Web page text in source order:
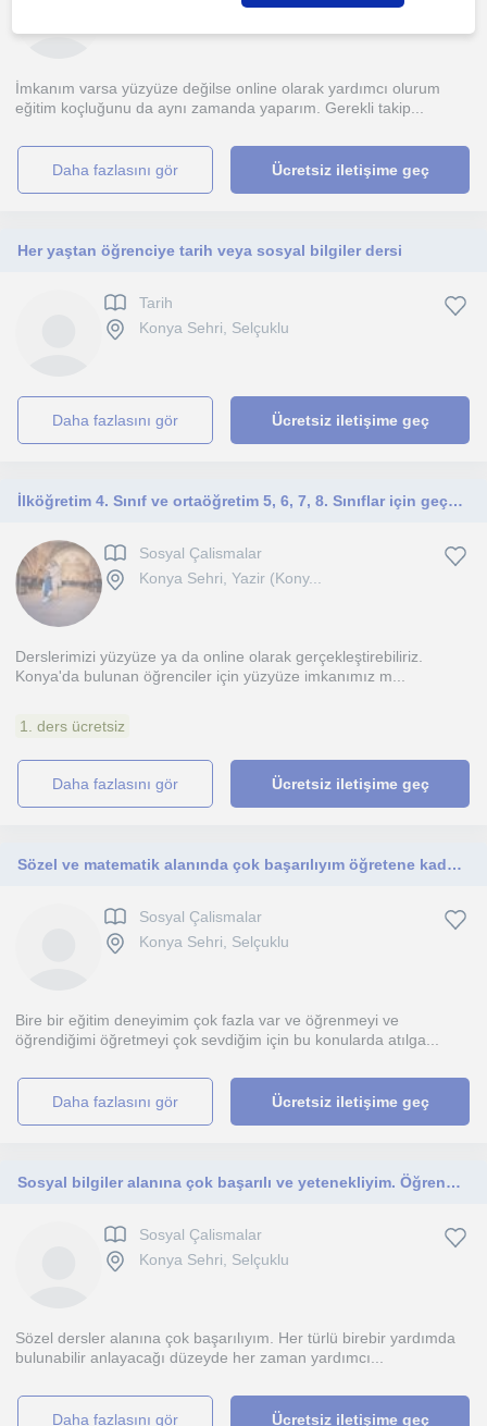
Konya Sehri, Selçuklu
İmkanım varsa yüzyüze değilse online olarak yardımcı olurum
eğitim koçluğunu da aynı zamanda yaparım. Gerekli takip...
daha fazlasını gör Ücretsiz iletişime geç
Her yaştan öğrenciye tarih veya sosyal bilgiler dersi
Tarih
Konya Sehri, Selçuklu
daha fazlasını gör Ücretsiz iletişime geç
İlköğretim 4. Sınıf ve ortaöğretim 5, 6, 7, 8. Sınıflar için geçerlidir derslerimiz.
Sosyal Çalismalar
Konya Sehri, Yazir (Kony...
Derslerimizi yüzyüze ya da online olarak gerçekleştirebiliriz.
Konya'da bulunan öğrenciler için yüzyüze imkanımız m...
1. ders ücretsiz
daha fazlasını gör Ücretsiz iletişime geç
Sözel ve matematik alanında çok başarılıyım öğretene kadar yardımcı olurum. Disiplinli ve anlama becerisine uygun eğitim veririm.
Sosyal Çalismalar
Konya Sehri, Selçuklu
Bire bir eğitim deneyimim çok fazla var ve öğrenmeyi ve
öğrendiğimi öğretmeyi çok sevdiğim için bu konularda atılga...
daha fazlasını gör Ücretsiz iletişime geç
Sosyal bilgiler alanına çok başarılı ve yetenekliyim. Öğrenmeyi ve öğretmeyi sevdiğim için bu işi iyi yapabileceğimi düşünüyorum.
Sosyal Çalismalar
Konya Sehri, Selçuklu
Sözel dersler alanına çok başarılıyım. Her türlü birebir yardımda
bulunabilir anlayacağı düzeyde her zaman yardımcı...
daha fazlasını gör Ücretsiz iletişime geç